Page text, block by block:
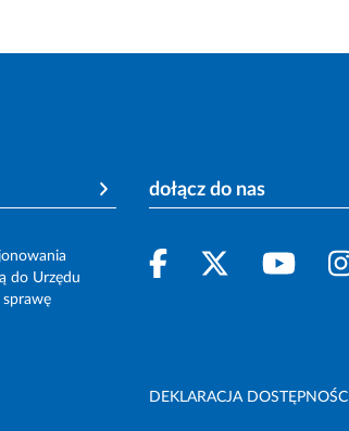
do Urzędu
sprawę
dołącz do nas
DEKLARACJA DOSTĘPNOŚCI